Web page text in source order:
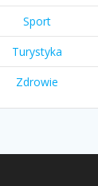
Sport
Turystyka
Zdrowie